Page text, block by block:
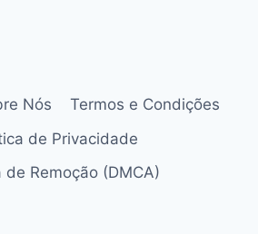
Nós
Termos e Condições
de Privacidade
de Remoção (DMCA)